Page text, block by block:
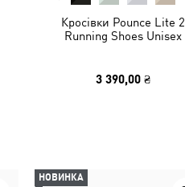
Кросівки Pounce Lite 2
Running Shoes Unisex
3 390,00 ₴
НОВИНКА